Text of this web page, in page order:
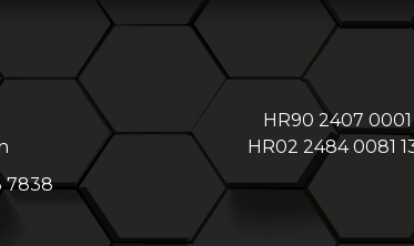
7838
HR90 2407 0001
HR02 2484 0081